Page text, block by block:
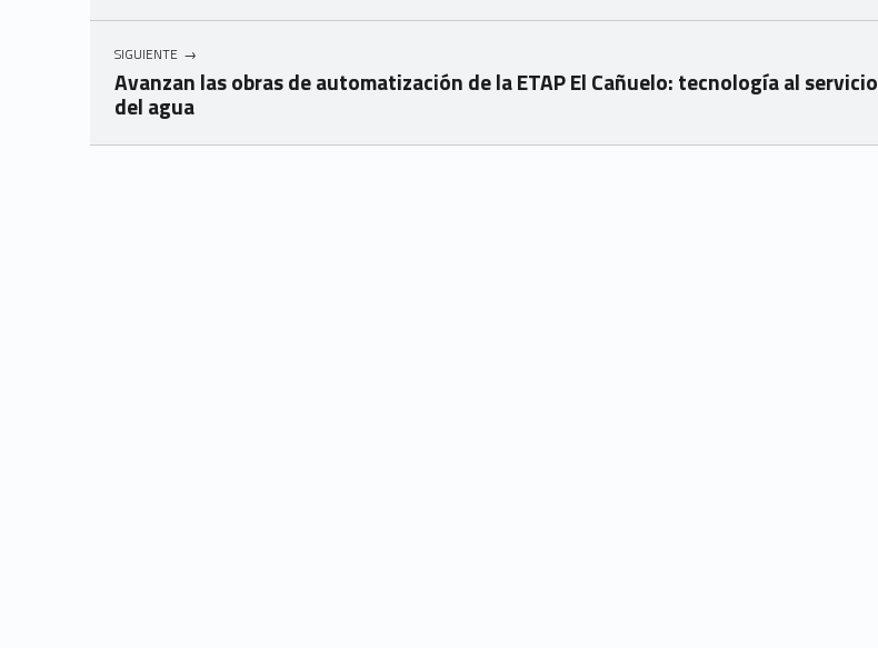
SIGUIENTE
Avanzan las obras de automatización de la ETAP El Cañuelo: tecnología al servicio
del agua